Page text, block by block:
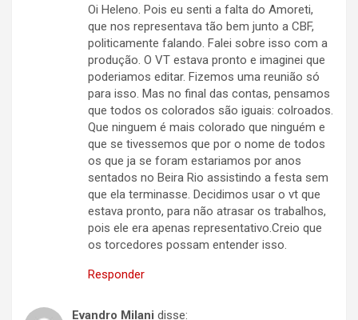
Oi Heleno. Pois eu senti a falta do Amoreti,
que nos representava tão bem junto a CBF,
politicamente falando. Falei sobre isso com a
produção. O VT estava pronto e imaginei que
poderiamos editar. Fizemos uma reunião só
para isso. Mas no final das contas, pensamos
que todos os colorados são iguais: colroados.
Que ninguem é mais colorado que ninguém e
que se tivessemos que por o nome de todos
os que ja se foram estariamos por anos
sentados no Beira Rio assistindo a festa sem
que ela terminasse. Decidimos usar o vt que
estava pronto, para não atrasar os trabalhos,
pois ele era apenas representativo.Creio que
os torcedores possam entender isso.
Responder
Evandro Milani disse: